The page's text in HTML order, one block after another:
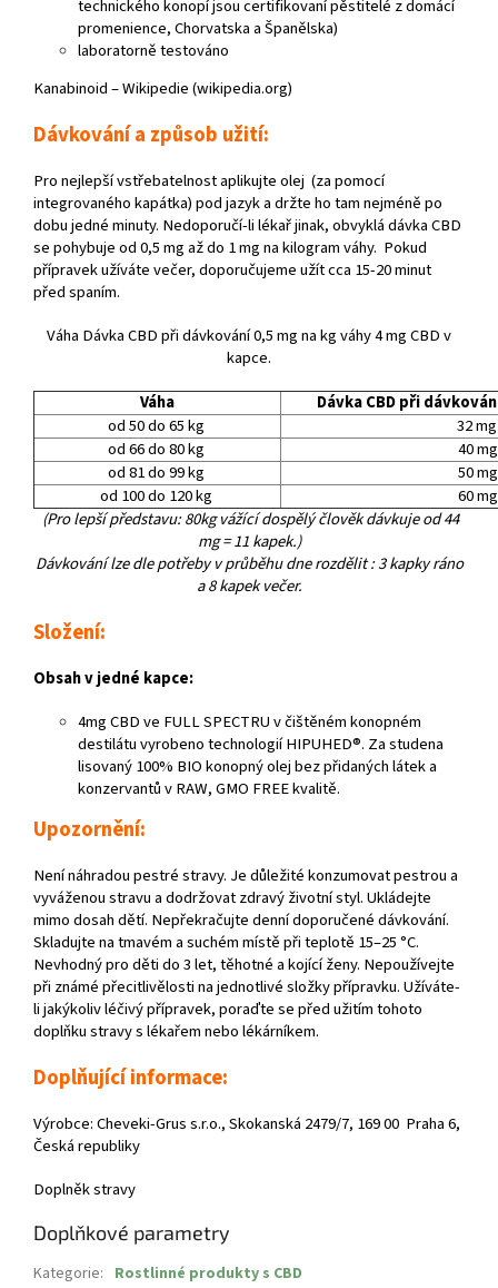
technického konopí jsou certifikovaní pěstitelé z domácí
promenience, Chorvatska a Španělska)
laboratorně testováno
Kanabinoid – Wikipedie (wikipedia.org)
Dávkování a způsob užití:
Pro nejlepší vstřebatelnost aplikujte olej (za pomocí
integrovaného kapátka) pod jazyk a držte ho tam nejméně po
dobu jedné minuty. Nedoporučí-li lékař jinak, obvyklá dávka CBD
se pohybuje od 0,5 mg až do 1 mg na kilogram váhy. Pokud
přípravek užíváte večer, doporučujeme užít cca 15-20 minut
před spaním.
Váha Dávka CBD při dávkování 0,5 mg na kg váhy 4 mg CBD v
kapce.
Váha
Dávka CBD při
od 50 do 65 kg
32
od 66 do 80 kg
40 mg
od 81 do 99 kg
50 mg
od 100 do 120 kg
60 mg
(Pro lepší představu: 80kg vážící dospělý člověk dávkuje od 44
mg = 11 kapek.)
Dávkování lze dle potřeby v průběhu dne rozdělit : 3 kapky ráno
a 8 kapek večer.
Složení:
Obsah v jedné kapce:
4mg CBD ve FULL SPECTRU v čištěném konopném
destilátu vyrobeno technologií HIPUHED®. Za studena
lisovaný 100% BIO konopný olej bez přidaných látek a
konzervantů v RAW, GMO FREE kvalitě.
Upozornění:
Není náhradou pestré stravy. Je důležité konzumovat pestrou a
vyváženou stravu a dodržovat zdravý životní styl. Ukládejte
mimo dosah dětí. Nepřekračujte denní doporučené dávkování.
Skladujte na tmavém a suchém místě při teplotě 15–25 °C.
Nevhodný pro děti do 3 let, těhotné a kojící ženy. Nepoužívejte
při známé přecitlivělosti na jednotlivé složky přípravku. Užíváte-
li jakýkoliv léčivý přípravek, poraďte se před užitím tohoto
doplňku stravy s lékařem nebo lékárníkem.
Doplňující informace:
Výrobce: Cheveki-Grus s.r.o., Skokanská 2479/7, 169 00 Praha 6,
Česká republiky
Doplněk stravy
Doplňkové parametry
Kategorie: Rostlinné produkty s CBD